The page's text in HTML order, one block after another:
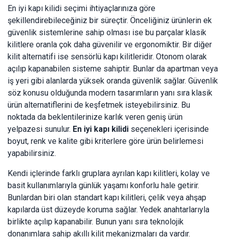
En iyi kapı kilidi seçimi ihtiyaçlarınıza göre
şekillendirebileceğiniz bir süreçtir. Önceliğiniz ürünlerin ek
güvenlik sistemlerine sahip olması ise bu parçalar klasik
kilitlere oranla çok daha güvenilir ve ergonomiktir. Bir diğer
kilit alternatifi ise sensörlü kapı kilitleridir. Otonom olarak
açılıp kapanabilen sisteme sahiptir. Bunlar da apartman veya
iş yeri gibi alanlarda yüksek oranda güvenlik sağlar. Güvenlik
söz konusu olduğunda modern tasarımların yanı sıra klasik
ürün alternatiflerini de keşfetmek isteyebilirsiniz. Bu
noktada da beklentilerinize karlık veren geniş ürün
yelpazesi sunulur. En iyi kapı kilidi seçenekleri içerisinde
boyut, renk ve kalite gibi kriterlere göre ürün belirlemesi
yapabilirsiniz.
Kendi içlerinde farklı gruplara ayrılan kapı kilitleri, kolay ve
basit kullanımlarıyla günlük yaşamı konforlu hale getirir.
Bunlardan biri olan standart kapı kilitleri, çelik veya ahşap
kapılarda üst düzeyde koruma sağlar. Yedek anahtarlarıyla
birlikte açılıp kapanabilir. Bunun yanı sıra teknolojik
donanımlara sahip akıllı kilit mekanizmaları da vardır.